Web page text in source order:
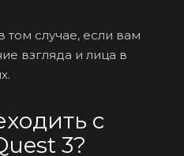
том случае, если вам
взгляда и лица в
с
3?